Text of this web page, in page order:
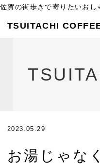
佐賀の街歩きで寄りたいおし
TSUITACHI
2023.05.29
お湯じゃな